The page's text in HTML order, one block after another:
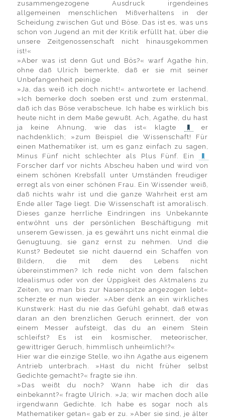
zusammengezogene Ausdruck irgendeines
allgemeinen menschlichen Mißverhaltens in der
Scheidung zwischen Gut und Böse. Das ist es, was uns
schon von Jugend an mit der Kritik erfüllt hat, über die
unsere Zeitgenossenschaft nicht hinausgekommen
ist!«
»Aber was ist denn Gut und Bös?« warf Agathe hin,
ohne daß Ulrich bemerkte, daß er sie mit seiner
Unbefangenheit peinige.
»Ja, das weiß ich doch nicht!« antwortete er lachend.
»Ich bemerke doch soeben erst und zum erstenmal,
daß ich das Böse verabscheue. Ich habe es wirklich bis
heute nicht in dem Maße gewußt. Ach, Agathe, du hast
ja keine Ahnung, wie das ist« klagte
er
nachdenklich; »zum Beispiel die Wissenschaft! Für
einen Mathematiker ist, um es ganz einfach zu sagen,
Minus Fünf nicht schlechter als Plus Fünf. Ein
Forscher darf vor nichts Abscheu haben und wird von
einem schönen Krebsfall unter Umständen freudiger
erregt als von einer schönen Frau. Ein Wissender weiß,
daß nichts wahr ist und die ganze Wahrheit erst am
Ende aller Tage liegt. Die Wissenschaft ist amoralisch.
Dieses ganze herrliche Eindringen ins Unbekannte
entwöhnt uns der persönlichen Beschäftigung mit
unserem Gewissen, ja es gewährt uns nicht einmal die
Genugtuung, sie ganz ernst zu nehmen. Und die
Kunst? Bedeutet sie nicht dauernd ein Schaffen von
Bildern, die mit dem des Lebens nicht
übereinstimmen? Ich rede nicht von dem falschen
Idealismus oder von der Üppigkeit des Aktmalens zu
Zeiten, wo man bis zur Nasenspitze angezogen lebt«
scherzte er nun wieder. »Aber denk an ein wirkliches
Kunstwerk: Hast du nie das Gefühl gehabt, daß etwas
daran an den brenzlichen Geruch erinnert, der von
einem Messer aufsteigt, das du an einem Stein
schleifst? Es ist ein kosmischer, meteorischer,
gewittriger Geruch, himmlisch unheimlich!?«
Hier war die einzige Stelle, wo ihn Agathe aus eigenem
Antrieb unterbrach. »Hast du nicht früher selbst
Gedichte gemacht?« fragte sie ihn.
»Das weißt du noch? Wann habe ich dir das
einbekannt?« fragte Ulrich. »Ja; wir machen doch alle
irgendwann Gedichte. Ich habe es sogar noch als
Mathematiker getan« gab er zu. »Aber sie sind, je älter